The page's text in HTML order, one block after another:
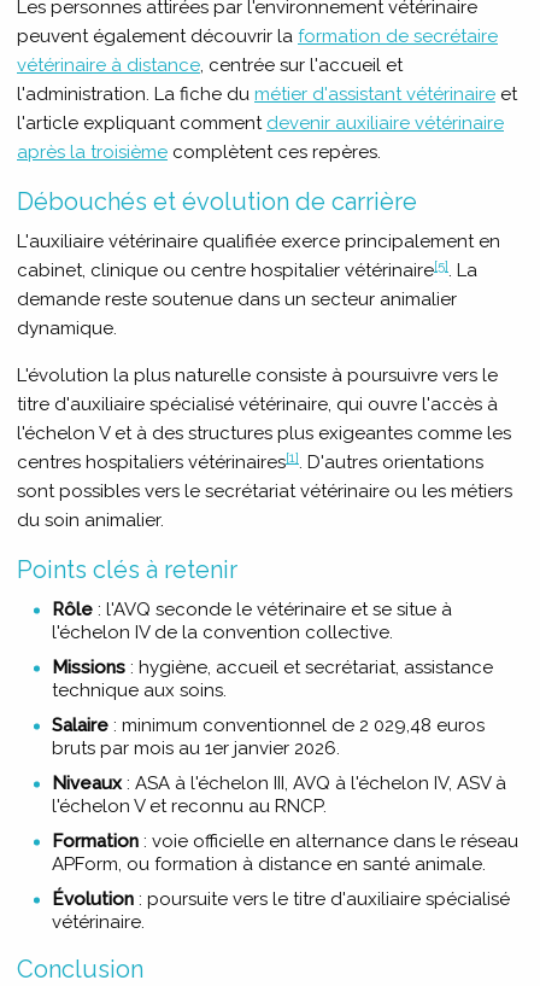
Les personnes attirées par l'environnement vétérinaire
peuvent également découvrir la formation de secrétaire
vétérinaire à distance, centrée sur l'accueil et
l'administration. La fiche du métier d'assistant vétérinaire et
l'article expliquant comment devenir auxiliaire vétérinaire
après la troisième complètent ces repères.
Débouchés et évolution de carrière
L'auxiliaire vétérinaire qualifiée exerce principalement en
cabinet, clinique ou centre hospitalier vétérinaire[5]. La
demande reste soutenue dans un secteur animalier
dynamique.
L'évolution la plus naturelle consiste à poursuivre vers le
titre d'auxiliaire spécialisé vétérinaire, qui ouvre l'accès à
l'échelon V et à des structures plus exigeantes comme les
centres hospitaliers vétérinaires[1]. D'autres orientations
sont possibles vers le secrétariat vétérinaire ou les métiers
du soin animalier.
Points clés à retenir
Rôle: l'AVQ seconde le vétérinaire et se situe à
l'échelon IV de la convention collective.
Missions: hygiène, accueil et secrétariat, assistance
technique aux soins.
Salaire: minimum conventionnel de 2 029,48 euros
bruts par mois au 1er janvier 2026.
Niveaux: ASA à l'échelon III, AVQ à l'échelon IV, ASV à
l'échelon V et reconnu au RNCP.
Formation: voie officielle en alternance dans le réseau
APForm, ou formation à distance en santé animale.
Évolution: poursuite vers le titre d'auxiliaire spécialisé
vétérinaire.
Conclusion